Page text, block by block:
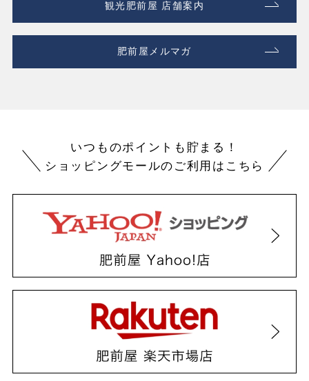
観光肥前屋 店舗案内
肥前屋メルマガ
いつものポイントも貯まる！
ショッピングモールのご利用はこちら